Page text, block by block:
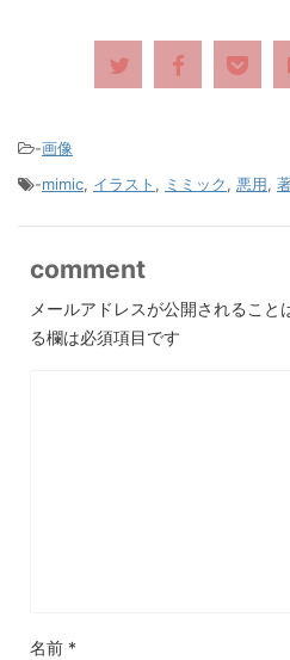
-画像
-mimic, イラスト , ミミック, 悪用,
comment
メールアドレスが公開されること
る欄は必須項目です
名前 *